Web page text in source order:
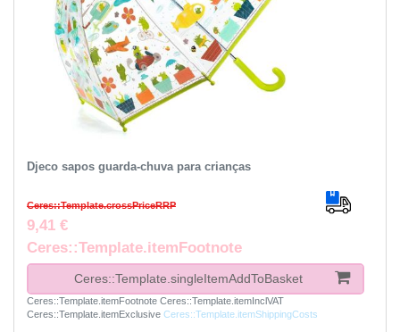
Djeco sapos guarda-chuva para crianças
Ceres::Template.crossPriceRRP
9,41 €
Ceres::Template.itemFootnote
Ceres::Template.singleItemAddToBasket
Ceres::Template.itemFootnote Ceres::Template.itemInclVAT
Ceres::Template.itemExclusive Ceres::Template.itemShippingCosts